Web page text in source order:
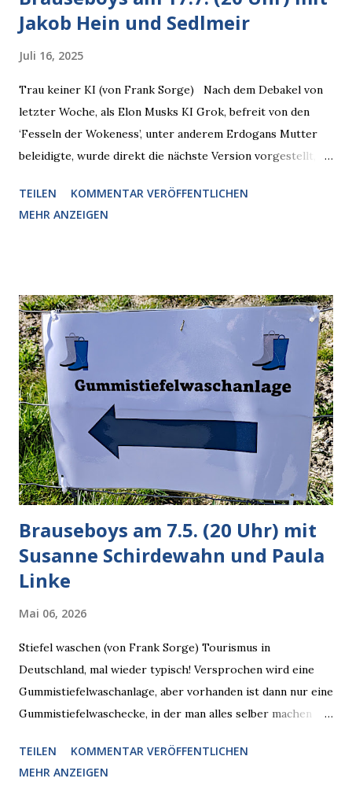
Jakob Hein und Sedlmeir
Juli 16, 2025
Trau keiner KI (von Frank Sorge) Nach dem Debakel von
letzter Woche, als Elon Musks KI Grok, befreit von den
‘Fesseln der Wokeness’, unter anderem Erdogans Mutter
beleidigte, wurde direkt die nächste Version vorgestellt,
radikalisierte, weil sie ohnehin kurz vor dem Austausch
stand. Das ist sogar recht logisch, aber nicht, um den
unauffälliger machen muss, damit die KI rechtslastig
argumentiert. So wird jetzt berichtet, dass der neue Grok
bei diversen Anfragen zu kontroversen Themen auf dem
Weg zu einer Antwort erst einmal Elons eigene Sicht der
Dinge auf Twitter abfragen und entscheidend relevant
verarbeiten muss. Das ist lächerlich und gefährlich
zugleich. Denn eine Information fehlt noch, Grok soll
künftig in den US-amerikanischen Behörden mitarbeiten,
zuvord...
TEILEN
KOMMENTAR VERÖFFENTLICHEN
MEHR ANZEIGEN
Brauseboys am 7.5. (20 Uhr) mit
Susanne Schirdewahn und Paula
Linke
Mai 06, 2026
Stiefel waschen (von Frank Sorge) Tourismus in
Deutschland, mal wieder typisch! Versprochen wird eine
Gummistiefelwaschanlage, aber vorhanden ist dann nur eine
Gummistiefelwaschecke, in der man alles selber machen
Susanne Schirdewahn und Paula Linke Haus der Sinne
(Ystader Str. 10) Es war ein schöner Ausflug in den
TEILEN
KOMMENTAR VERÖFFENTLICHEN
MEHR ANZEIGEN